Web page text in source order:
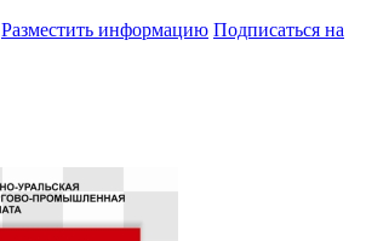
Разместить информацию Подписаться на